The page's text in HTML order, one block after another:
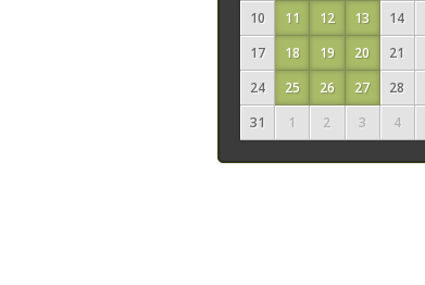
10
11 12 13 14
17
18 19 20 21
24
25 26 27 28
31
1 2 3 4